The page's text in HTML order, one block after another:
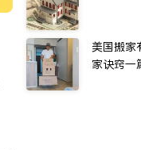
美国搬家
家诀窍一